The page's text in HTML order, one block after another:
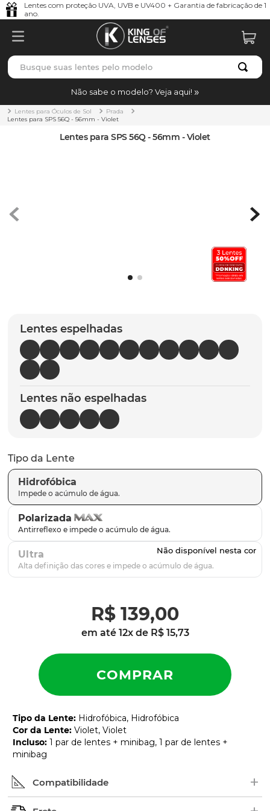
Lentes com proteção UVA, UVB e UV400 + Garantia de fabricação de 1
ano.
Busque suas lentes pelo modelo
Não sabe o modelo? Veja aqui!
Lentes para Óculos de Sol
Prada
Lentes para SPS 56Q - 56mm - Violet
Lentes para SPS 56Q - 56mm - Violet
Lentes espelhadas
Lentes não espelhadas
Tipo da Lente
Hidrofóbica
Polarizada
Ultra
R$ 139,00
em até 12x de R$ 15,73
Tipo da Lente: Hidrofóbica, Hidrofóbica
Cor da Lente: Violet, Violet
Incluso: 1 par de lentes + minibag, 1 par de lentes +
minibag
Compatibilidade +
Procure pelo nome ou número de série (SKU) do
TERMOS MAIS BUSCADOS
1º borrachas
holbrook
6